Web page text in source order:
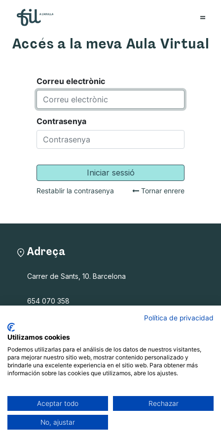
Accés a la meva Aula Virtual
Correu electrònic
Contrasenya
Iniciar sessió
Restablir la contrasenya Tornar enrere
Adreça
Carrer de Sants, 10. Barcelona
654 070 358
Fil a l'agulla SCCL
Què oferim
Blog
Recursos
Contacte
Política de privacidad
Utilizamos cookies
Podemos utilizarlas para el análisis de los datos de nuestros visitantes,
para mejorar nuestro sitio web, mostrar contenido personalizado y
brindarle una excelente experiencia en el sitio web. Para obtener más
información sobre las cookies que utilizamos, abre los ajustes.
Aceptar todo Rechazar
No, ajustar